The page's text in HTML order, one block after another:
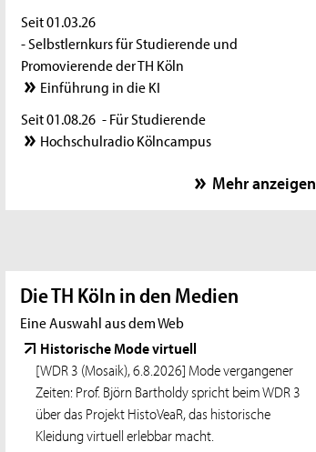
Seit 01.03.26
- Selbstlernkurs für Studierende und
Promovierende der TH Köln
Einführung in die KI
Seit 01.08.26 - Für Studierende
Hochschulradio Kölncampus
Leben unter demselben Himmel
11.08.26 - Zoom-Sprechstunde
Online-Sprechstunde für Incomings
Exchange
11.08.26 - Zoom-Sprechstunde
Online-Sprechstunde: Erasmus+
Auslandsstudium
Mehr anzeigen
Die TH Köln in den Medien
Eine Auswahl aus dem Web
Historische Mode virtuell
[WDR 3 (Mosaik), 6.8.2026] Mode vergangener
Zeiten: Prof. Björn Bartholdy spricht beim WDR 3
über das Projekt HistoVeaR, das historische
Kleidung virtuell erlebbar macht.